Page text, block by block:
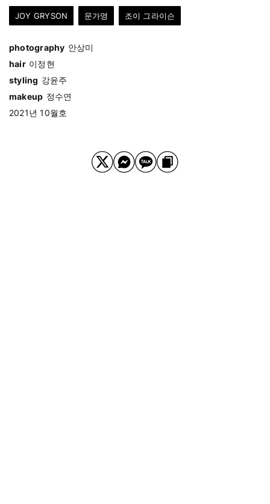
JOY GRYSON 문가영 조이 그라이슨
photography 안상미
hair 이정현
styling 강윤주
makeup 정수연
2021년 10월호